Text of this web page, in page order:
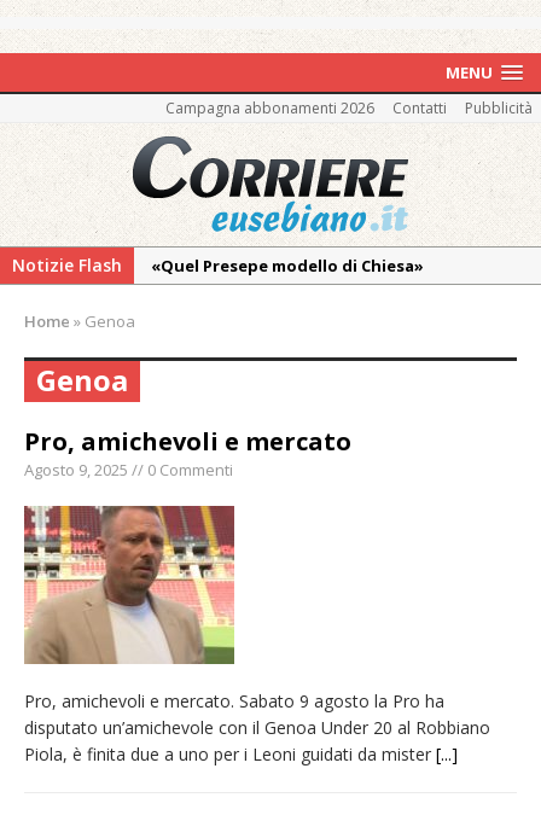
MENU
Campagna abbonamenti 2026 Contatti Pubblicità
Notizie Flash
«Quel Presepe modello di Chiesa»
mercatino agricolo
collezione della Fondazione Marazzato
Pro vs Saluzzo, amichevole di buon riscontro
Piscina ex Enal non balneabile dopo i controlli
dell’Asl. Il Comune: «Misura precauzionale e
provvisoria»
La Pro verso l’avvio della Stagione
La Regione stanzia oltre 38mila euro per il
carnevale di Santhià. La soddisfazione della
Pro Loco
Dieci anni fa l’ingresso a Vercelli
dell’arcivescovo mons. Marco Arnolfo
Home » Genoa
Genoa
Pro, amichevoli e mercato
Agosto 9, 2025 // 0 Commenti
Pro, amichevoli e mercato. Sabato 9 agosto la Pro ha
disputato un’amichevole con il Genoa Under 20 al Robbiano
Piola, è finita due a uno per i Leoni guidati da mister [...]